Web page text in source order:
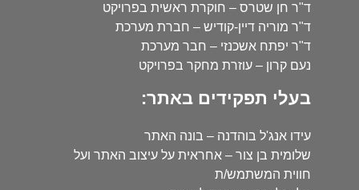
ד"ר חן שטרס – חוקרת ראשית בפרויקט
ד"ר מוריה דיין-קודיש – חברת מערכת
ד"ר יפתח אשכנזי – חבר מערכת
נעם קרון – עוזרת מחקר בפרויקט
בעלי תפקידים באתר:
עידו אנג'ל בוהדנה – בונה האתר
שלומית בן צור – אחראית על עיצוב האתר ועל
חווית המשתמש/ת